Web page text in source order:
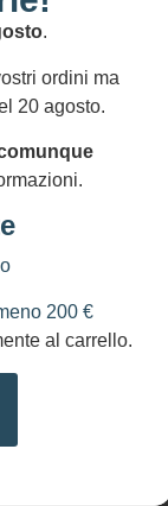
14
gg
.
ordini ma
20 agosto.
200 €
al carrello.